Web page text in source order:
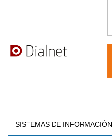
SISTEMAS DE INFORMACIÓN